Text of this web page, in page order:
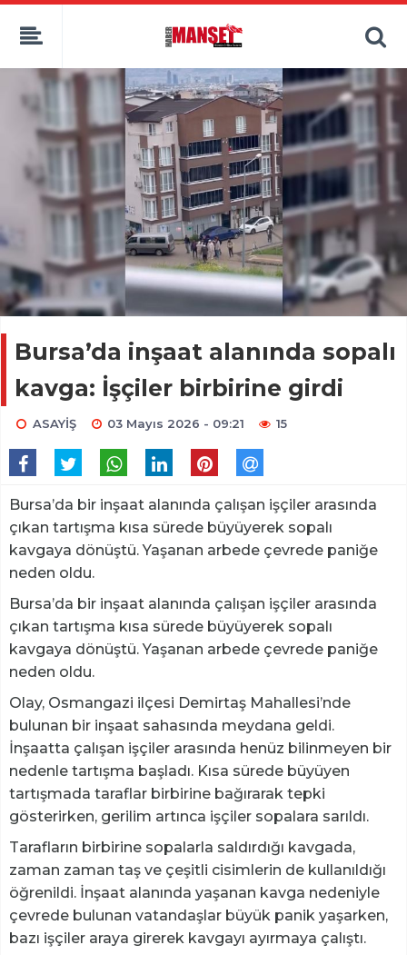
Bursa’da inşaat alanında sopalı
kavga: İşçiler birbirine girdi
ASAYİŞ 03 Mayıs 2026 - 09:21 15
Bursa’da bir inşaat alanında çalışan işçiler arasında
çıkan tartışma kısa sürede büyüyerek sopalı
kavgaya dönüştü. Yaşanan arbede çevrede paniğe
neden oldu.
Bursa’da bir inşaat alanında çalışan işçiler arasında
çıkan tartışma kısa sürede büyüyerek sopalı
kavgaya dönüştü. Yaşanan arbede çevrede paniğe
neden oldu.
Olay, Osmangazi ilçesi Demirtaş Mahallesi’nde
bulunan bir inşaat sahasında meydana geldi.
İnşaatta çalışan işçiler arasında henüz bilinmeyen bir
nedenle tartışma başladı. Kısa sürede büyüyen
tartışmada taraflar birbirine bağırarak tepki
gösterirken, gerilim artınca işçiler sopalara sarıldı.
Tarafların birbirine sopalarla saldırdığı kavgada,
zaman zaman taş ve çeşitli cisimlerin de kullanıldığı
öğrenildi. İnşaat alanında yaşanan kavga nedeniyle
çevrede bulunan vatandaşlar büyük panik yaşarken,
bazı işçiler araya girerek kavgayı ayırmaya çalıştı.